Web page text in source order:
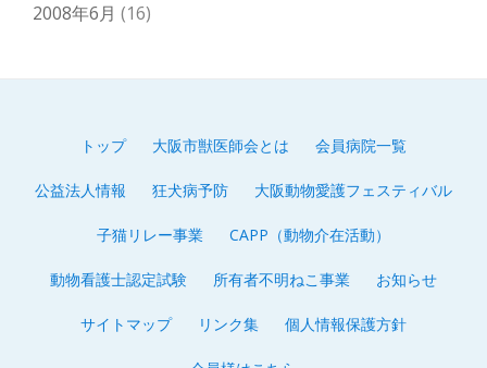
2008年6月 (16)
ニ
トップ 大阪市獣医師会とは 会員病院一覧
公益法人情報 狂犬病予防 大阪動物愛護フェスティバル
子猫リレー事業 CAPP（動物介在活動）
動物看護士認定試験 所有者不明ねこ事業 お知らせ
サイトマップ リンク集 個人情報保護方針